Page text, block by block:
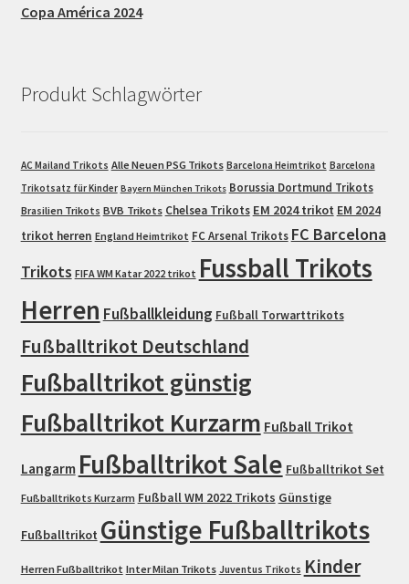
Copa América 2024
Produkt Schlagwörter
AC Mailand Trikots Alle Neuen PSG Trikots Barcelona Heimtrikot Barcelona
Trikotsatz für Kinder Bayern München Trikots Borussia Dortmund Trikots
Brasilien Trikots BVB Trikots Chelsea Trikots EM 2024 trikot EM 2024
trikot herren England Heimtrikot FC Arsenal Trikots FC Barcelona
Trikots FIFA WM Katar 2022 trikot Fussball Trikots
Herren Fußballkleidung Fußball Torwarttrikots
Fußballtrikot Deutschland
Fußballtrikot günstig
Fußballtrikot Kurzarm Fußball Trikot
Langarm Fußballtrikot Sale Fußballtrikot Set
Fußballtrikots Kurzarm Fußball WM 2022 Trikots Günstige
Fußballtrikot Günstige Fußballtrikots
Herren Fußballtrikot Inter Milan Trikots Juventus Trikots Kinder